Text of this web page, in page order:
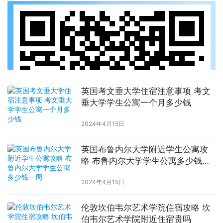
英国考文垂大学住宿注意事项 考文
垂大学学生公寓一个月多少钱
2024年4月15日
英国布鲁内尔大学附近学生公寓攻
略 布鲁内尔大学学生公寓多少钱一
2024年4月15日
伦敦坎伯韦尔艺术学院住宿攻略 坎
伯韦尔艺术学院附近住宿贵吗